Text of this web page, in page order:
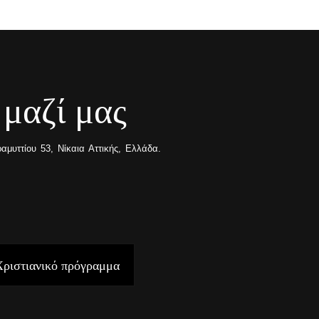
μας
53, Νίκαια Αττικής, Ελλάδα.
πρόγραμμα